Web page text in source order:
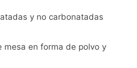
y no carbonatadas
mesa en forma de polvo y